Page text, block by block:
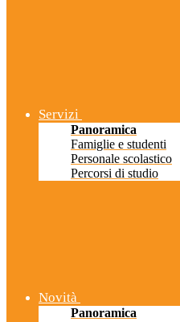
Servizi
Panoramica
Famiglie e studenti
Personale scolastico
Percorsi di studio
Novità
Panoramica